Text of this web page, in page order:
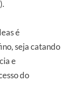
é
seja catando
e
do